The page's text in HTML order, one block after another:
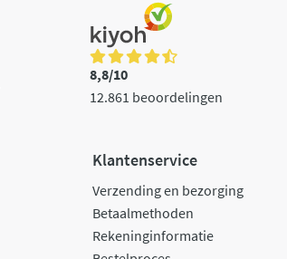
8,8/10
12.861 beoordelingen
Klantenservice
Verzending en bezorging
Betaalmethoden
Rekeninginformatie